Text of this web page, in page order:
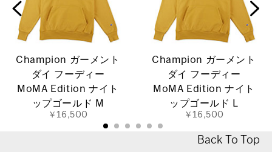
Champion ガーメント
ダイ フーディー
MoMA Edition ナイト
ップゴールド M
￥16,500
Champion ガーメント
ダイ フーディー
MoMA Edition ナイト
ップゴールド L
￥16,500
Back To Top